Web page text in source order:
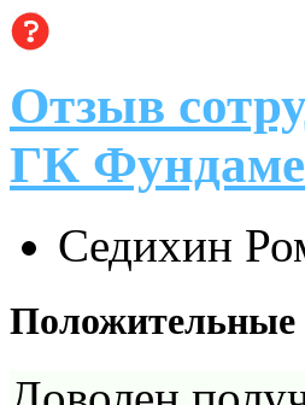
Отзыв
ГК
Седихин
Положительные